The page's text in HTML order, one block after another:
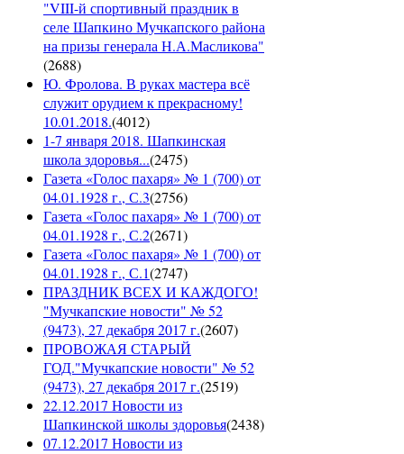
"VIII-й спортивный праздник в
селе Шапкино Мучкапского района
на призы генерала Н.А.Масликова"
(2688)
Ю. Фролова. В руках мастера всё
служит орудием к прекрасному!
10.01.2018.(4012)
1-7 января 2018. Шапкинская
школа здоровья...(2475)
Газета «Голос пахаря» № 1 (700) от
04.01.1928 г., С.3(2756)
Газета «Голос пахаря» № 1 (700) от
04.01.1928 г., С.2(2671)
Газета «Голос пахаря» № 1 (700) от
04.01.1928 г., С.1(2747)
ПРАЗДНИК ВСЕХ И КАЖДОГО!
"Мучкапские новости" № 52
(9473), 27 декабря 2017 г.(2607)
ПРОВОЖАЯ СТАРЫЙ
ГОД."Мучкапские новости" № 52
(9473), 27 декабря 2017 г.(2519)
22.12.2017 Новости из
Шапкинской школы здоровья(2438)
07.12.2017 Новости из